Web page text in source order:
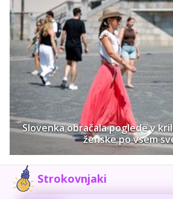
Slovenka obračala poglede v
ženske po vsem
Strokovnjaki